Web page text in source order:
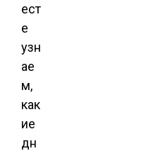
ест
е
узн
ае
м,
как
ие
дн